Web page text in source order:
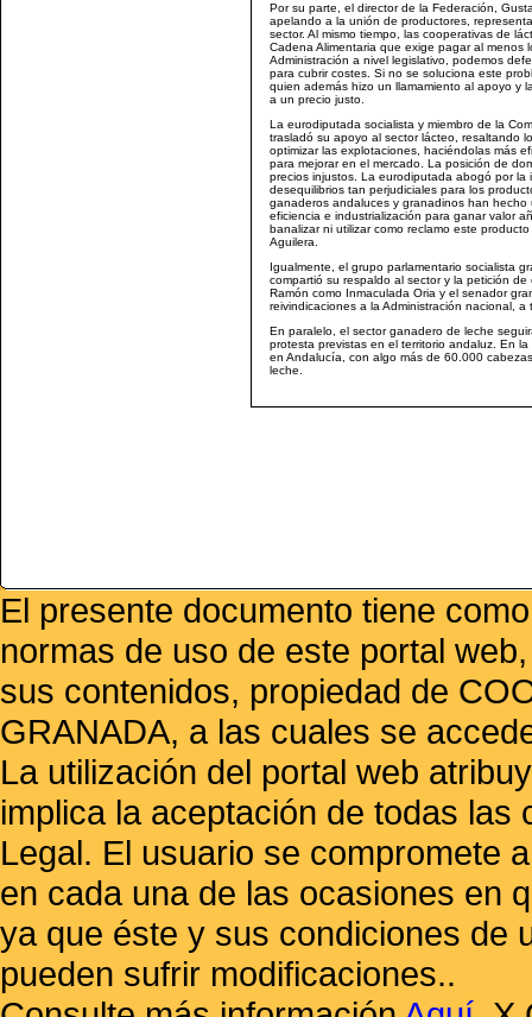
Por su parte, el director de la Federación,
apelando a la unión de productores,
sector. Al mismo tiempo, las cooperativas de
Cadena Alimentaria que exige pagar al menos
Administración a nivel legislativo, podemos
para cubrir costes. Si no se soluciona este
quien además hizo un llamamiento al apoyo y
a un precio justo.
La eurodiputada socialista y miembro de la
trasladó su apoyo al sector lácteo, resaltando
optimizar las explotaciones, haciéndolas más
para mejorar en el mercado. La posición de
precios injustos. La eurodiputada abogó por la
desequilibrios tan perjudiciales para los
ganaderos andaluces y granadinos han
eficiencia e industrialización para ganar valor
banalizar ni utilizar como reclamo este
Aguilera.
Igualmente, el grupo parlamentario socialista
compartió su respaldo al sector y la petición
Ramón como Inmaculada Oria y el senador
reivindicaciones a la Administración nacional,
En paralelo, el sector ganadero de leche
protesta previstas en el territorio andaluz. En
en Andalucía, con algo más de 60.000
leche.
El presente documento tiene
normas de uso de este portal
sus contenidos, propiedad de
GRANADA, a las cuales se
La utilización del portal web
implica la aceptación de todas
Legal. El usuario se compromete
en cada una de las ocasiones en
ya que éste y sus condiciones de
pueden sufrir modificaciones..